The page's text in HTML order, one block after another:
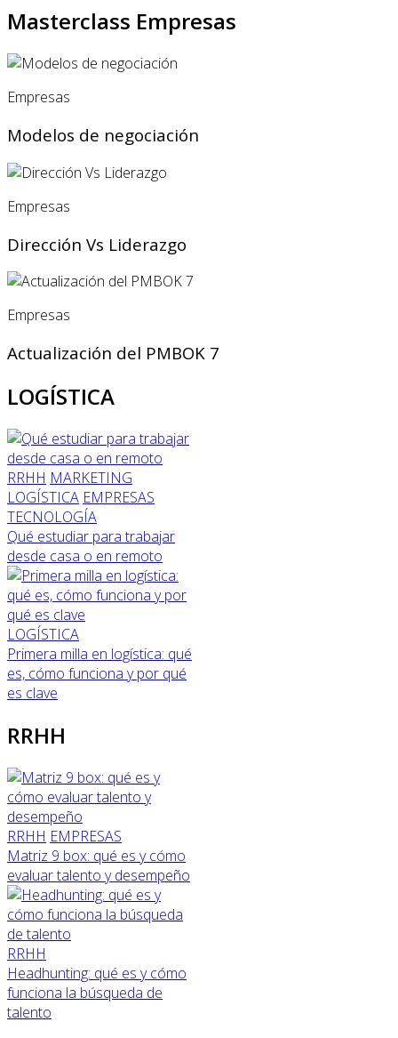
Masterclass Empresas
Empresas
Modelos de negociación
Empresas
Dirección Vs Liderazgo
Empresas
Actualización del PMBOK 7
LOGÍSTICA
RRHH MARKETING
LOGÍSTICA EMPRESAS
TECNOLOGÍA
Qué estudiar para trabajar
desde casa o en remoto
LOGÍSTICA
Primera milla en logística: qué
es, cómo funciona y por qué
es clave
RRHH
RRHH EMPRESAS
Matriz 9 box: qué es y cómo
evaluar talento y desempeño
RRHH
Headhunting: qué es y cómo
funciona la búsqueda de
talento